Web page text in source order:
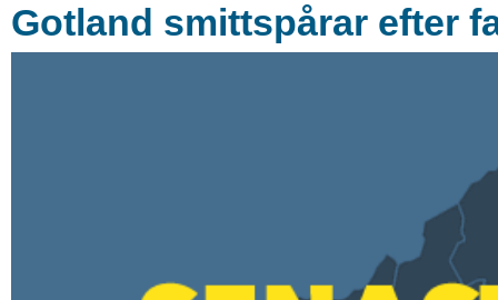
Gotland smittspårar efter